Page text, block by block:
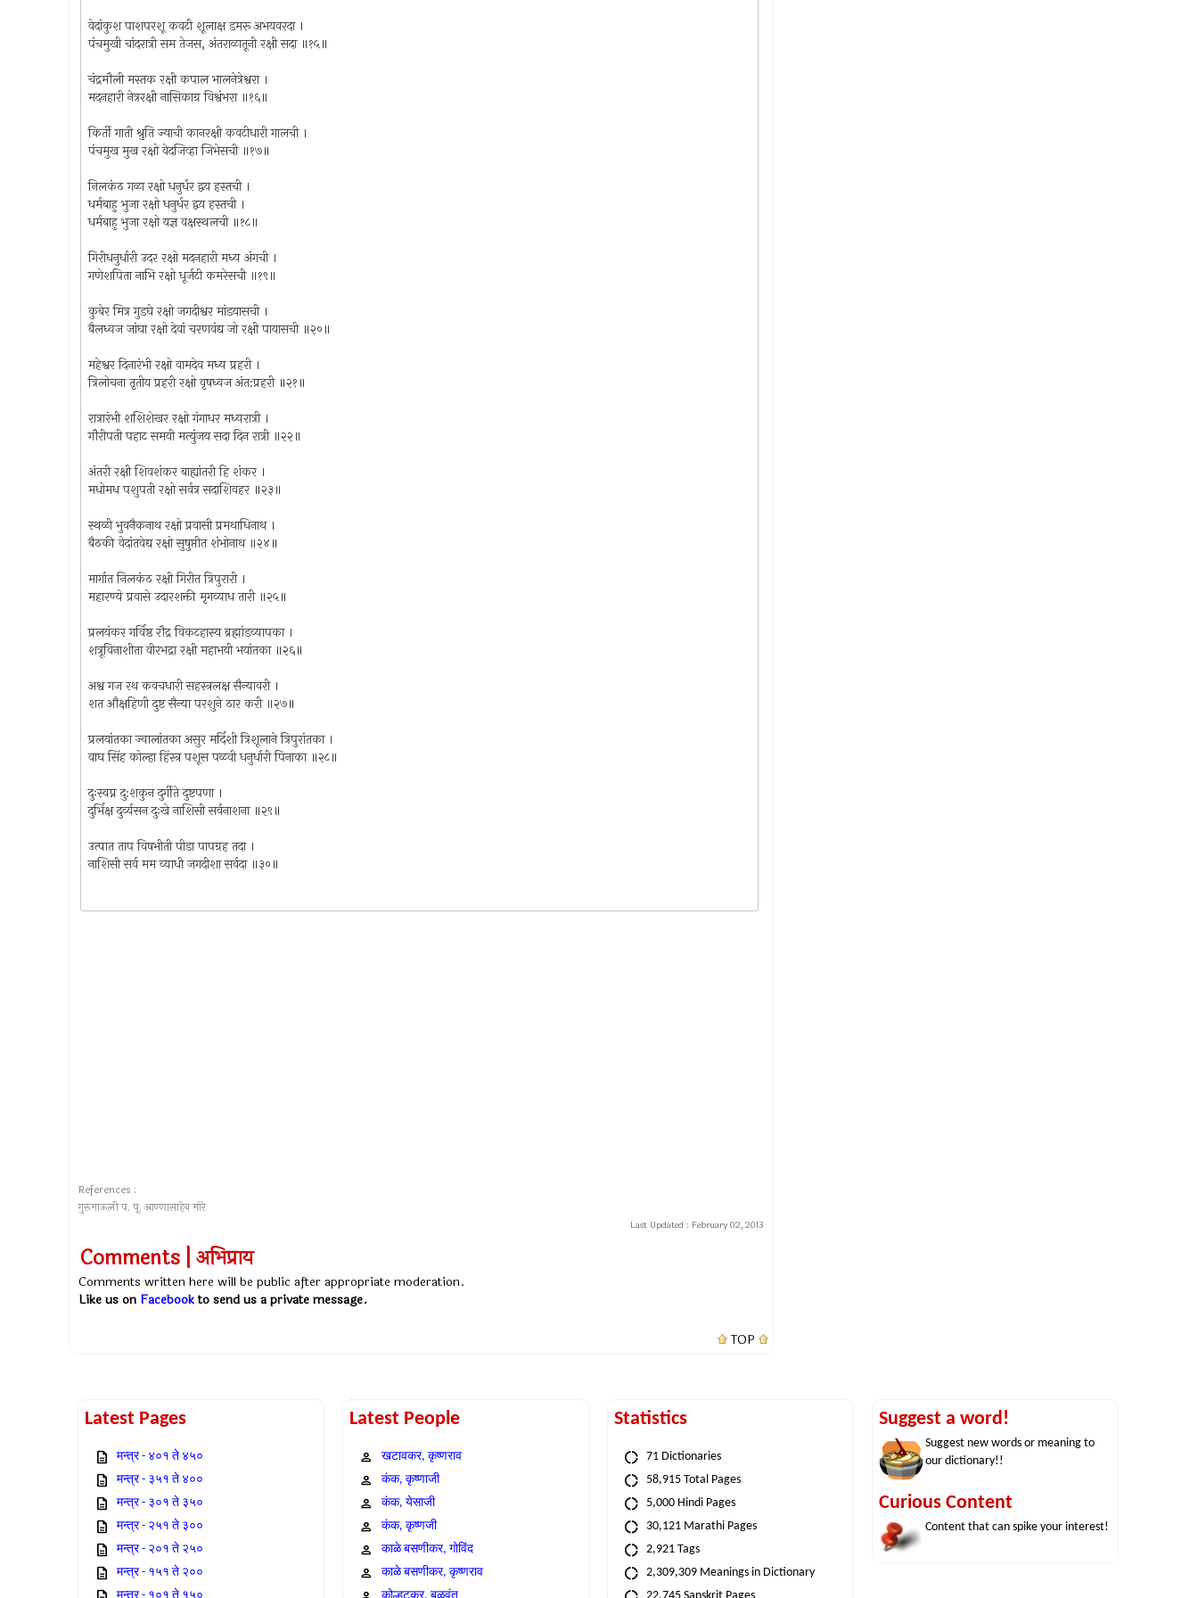
वेदांकुश पाशपरशू कवटी शूलाक्ष डमरू अभयवरदा ।
पंचमुखी चांदरात्री सम तेजस, अंतराळातूनी रक्षी सदा ॥१५॥
चंद्रमौली मस्तक रक्षी कपाल भालनेत्रेश्वरा ।
मदनहारी नेत्ररक्षी नासिकाग्र विश्वंभरा ॥१६॥
किर्ती गाती श्रुति ज्याची कानरक्षी कवटीधारी गालची ।
पंचमुख मुख रक्षो वेदजिव्हा जिभेसची ॥१७॥
निलकंठ गळा रक्षो धनुर्धर द्वय हस्तची ।
धर्मबाहु भुजा रक्षो धनुर्धर द्वय हस्तची ।
धर्मबाहु भुजा रक्षो यज्ञ वक्षस्थलची ॥१८॥
गिरीधनुर्धारी उदर रक्षो मदनहारी मध्य अंगची ।
गणेशपिता नाभि रक्षो धूर्जटी कमरेसची ॥१९॥
कुबेर मित्र गुडघे रक्षो जगदीश्वर मांडयासची ।
बैलध्वज जांघा रक्षो देवां चरणवंद्य जो रक्षी पायासची ॥२०॥
महेश्वर दिनारंभी रक्षो वामदेव मध्य प्रहरी ।
त्रिलोचना तृतीय प्रहरी रक्षो वृषध्वज अंत:प्रहरी ॥२१॥
रात्रारंभी शशिशेखर रक्षो गंगाधर मध्यरात्री ।
गौरीपती पहाट समयी मत्युंजय सदा दिन रात्री ॥२२॥
अंतरी रक्षी शिवशंकर बाह्यांतरी हि शंकर ।
मधोमध पशुपती रक्षो सर्वत्र सदाशिवहर ॥२३॥
स्थळी भुवनैकनाथ रक्षो प्रवासी प्रमथाधिनाथ ।
बैठकी वेदांतवेद्य रक्षो सुषुप्तीत शंभोनाथ ॥२४॥
मार्गात निलकंठ रक्षी गिरीत त्रिपुरारी ।
महारण्ये प्रवासे उदारशक्ती मृगव्याध तारी ॥२५॥
प्रलयंकर गर्विष्ठ रौद्र विकटहास्य ब्रह्मांडव्यापका ।
शत्रूविनाशीता वीरभद्रा रक्षी महाभयी भयांतका ॥२६॥
अश्व गज रथ कवचधारी सहस्त्रलक्ष सैन्यावरी ।
शत औक्षहिणी दुष्ट सैन्या परशुने ठार करी ॥२७॥
प्रलयांतका ज्वालांतका असुर मर्दिशी त्रिशूलाने त्रिपुरांतका ।
वाघ सिंह कोल्हा हिंस्त्र पशूस पळवी धनुर्धारी पिनाका ॥२८॥
दुःस्वप्न दु:शकुन दुर्गीते दुष्टपणा ।
दुर्भिक्ष दुर्व्यसन दुःखे नाशिसी सर्वनाशना ॥२९॥
उत्पात ताप विषभीती पीडा पापग्रह तदा ।
नाशिसी सर्व मम व्याधी जगदीशा सर्वदा ॥३०॥
References :
गुरूमाऊली प. पू. आण्णासाहेब मोरे
Last Updated : February 02, 2013
Comments | अभिप्राय
Comments written here will be public after appropriate moderation.
Like us on Facebookto send us a private message.
TOP
Latest Pages
मन्त्र - ४०१ ते ४५०
मन्त्र - ३५१ ते ४००
मन्त्र - ३०१ ते ३५०
मन्त्र - २५१ ते ३००
मन्त्र - २०१ ते २५०
मन्त्र - १५१ ते २००
Latest People
खटावकर, कृष्णराव
कंक, कृष्णाजी
कंक, येसाजी
कंक, कृष्णजी
काळे बसणीकर, गोविंद
काळे बसणीकर, कृष्णराव
Statistics
71 Dictionaries
58,915 Total Pages
5,000 Hindi Pages
30,121 Marathi Pages
2,921 Tags
2,309,309 Meanings in Dictionary
Suggest a word!
Suggest new words or meaning to
our dictionary!!
Curious Content
Content that can spike your interest!